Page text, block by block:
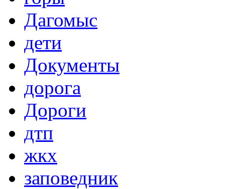
Дагомыс
дети
Документы
дорога
Дороги
дтп
жкх
заповедник